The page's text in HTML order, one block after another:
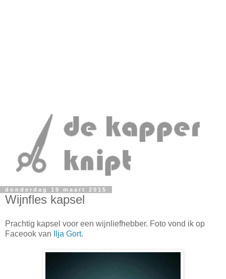
donderdag 19 maart 2015
Wijnfles kapsel
Prachtig kapsel voor een wijnliefhebber. Foto vond ik op
Faceook van
Ilja Gort.